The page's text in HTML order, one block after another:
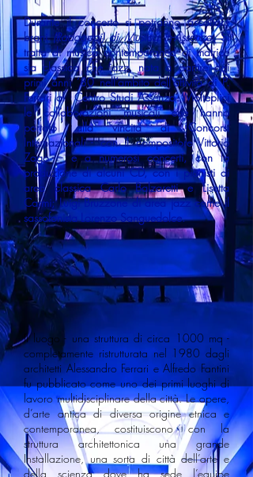
Durante il concerto si potranno ascoltare
brani(Raddoppi) di Musica in-Assenza. Si
tratta di musica contemporanea di matrice
sia classica che jazz, nata a partire dai
primi anni ’80 nell’ambito dell’attività di P.
Ferrari al Centro Studi Assenza. Molteplici
le collaborazioni musicali che hanno
portato alla vincita di Concorsi
Internazionali - con il compositore Vittorio
Zago – e a numerosi concerti, con la
produzione di alcuni CD, con i pianisti di
area classica Carlo Balzaretti e Lisetta
Carmi; Luigi Bruzzone di area jazz come il
sassofonista Lorenzo Sanguedolce.
Il luogo - una struttura di circa 1000 mq -
completamente ristrutturata nel 1980 dagli
architetti Alessandro Ferrari e Alfredo Fantini
fu pubblicato come uno dei primi luoghi di
lavoro multidisciplinare della città. Le opere,
d’arte antica di diversa origine etnica e
contemporanea, costituiscono con la
struttura architettonica una grande
Installazione, una sorta di città dell’arte e
della scienza dove ha sede l’equipe